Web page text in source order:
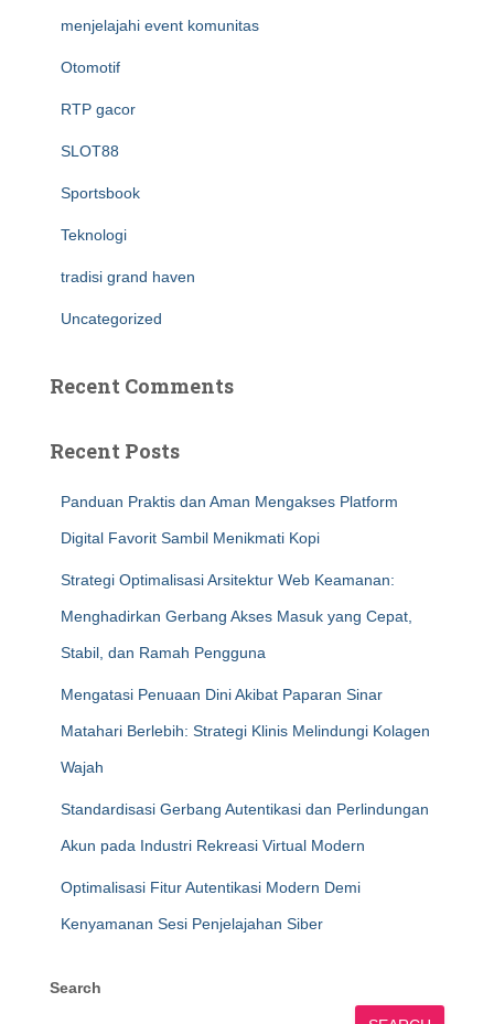
menjelajahi event komunitas
Otomotif
RTP gacor
SLOT88
Sportsbook
Teknologi
tradisi grand haven
Uncategorized
Recent Comments
Recent Posts
Panduan Praktis dan Aman Mengakses Platform
Digital Favorit Sambil Menikmati Kopi
Strategi Optimalisasi Arsitektur Web Keamanan:
Menghadirkan Gerbang Akses Masuk yang Cepat,
Stabil, dan Ramah Pengguna
Mengatasi Penuaan Dini Akibat Paparan Sinar
Matahari Berlebih: Strategi Klinis Melindungi Kolagen
Wajah
Standardisasi Gerbang Autentikasi dan Perlindungan
Akun pada Industri Rekreasi Virtual Modern
Optimalisasi Fitur Autentikasi Modern Demi
Kenyamanan Sesi Penjelajahan Siber
Search